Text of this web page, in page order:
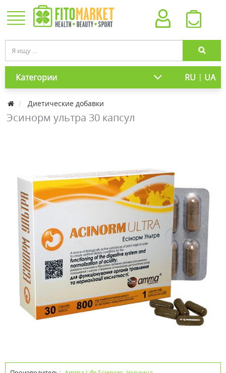
Категории RU | UA
Диетические добавки
Эсинорм ультра 30 капсул